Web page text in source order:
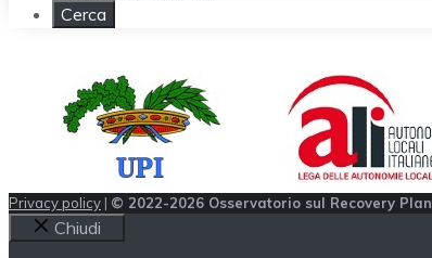
Privacy policy | © 2022-2026 Osservatorio sul Recovery Plan
Chiudi